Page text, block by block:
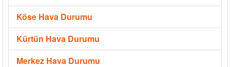
Köse Hava Durumu
Kürtün Hava Durumu
Merkez Hava Durumu